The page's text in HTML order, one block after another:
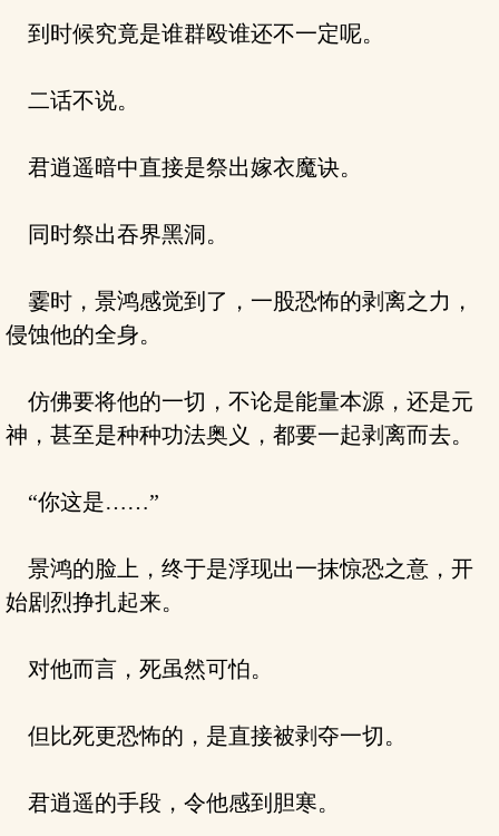
到时候究竟是谁群殴谁还不一定呢。
二话不说。
君逍遥暗中直接是祭出嫁衣魔诀。
同时祭出吞界黑洞。
霎时，景鸿感觉到了，一股恐怖的剥离之力，
侵蚀他的全身。
仿佛要将他的一切，不论是能量本源，还是元
神，甚至是种种功法奥义，都要一起剥离而去。
“你这是……”
景鸿的脸上，终于是浮现出一抹惊恐之意，开
始剧烈挣扎起来。
对他而言，死虽然可怕。
但比死更恐怖的，是直接被剥夺一切。
君逍遥的手段，令他感到胆寒。